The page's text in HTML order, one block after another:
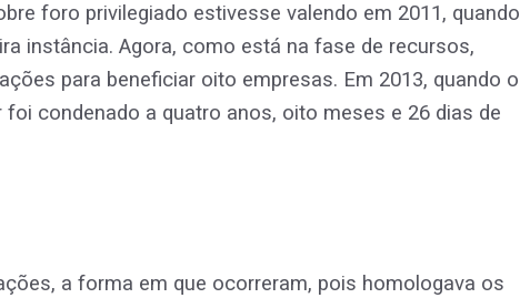
foro privilegiado estivesse valendo em 2011, quando
instância. Agora, como está na fase de recursos,
para beneficiar oito empresas. Em 2013, quando o
condenado a quatro anos, oito meses e 26 dias de
a forma em que ocorreram, pois homologava os